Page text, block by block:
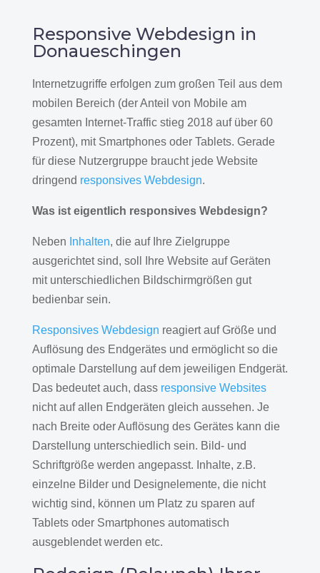
Responsive Webdesign in
Donaueschingen
Internetzugriffe erfolgen zum großen Teil aus dem
mobilen Bereich (der Anteil von Mobile am
gesamten Internet-Traffic stieg 2018 auf über 60
Prozent), mit Smartphones oder Tablets. Gerade
für diese Nutzergruppe braucht jede Website
dringend responsives Webdesign.
Was ist eigentlich responsives Webdesign?
Neben Inhalten, die auf Ihre Zielgruppe
ausgerichtet sind, soll Ihre Website auf Geräten
mit unterschiedlichen Bildschirmgrößen gut
bedienbar sein.
Responsives Webdesign reagiert auf Größe und
Auflösung des Endgerätes und ermöglicht so die
optimale Darstellung auf dem jeweiligen Endgerät.
Das bedeutet auch, dass responsive Websites
nicht auf allen Endgeräten gleich aussehen. Je
nach Breite oder Auflösung des Gerätes kann die
Darstellung unterschiedlich sein. Bild- und
Schriftgröße werden angepasst. Inhalte, z.B.
einzelne Bilder und Designelemente, die nicht
wichtig sind, können um Platz zu sparen auf
Tablets oder Smartphones automatisch
ausgeblendet werden etc.